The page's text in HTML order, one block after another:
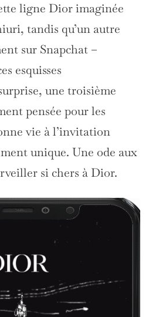
ligne Dior imaginée
tandis qu’un autre
sur Snapchat –
esquisses
une troisième
pensée pour les
vie à l’invitation
unique. Une ode aux
si chers à Dior.